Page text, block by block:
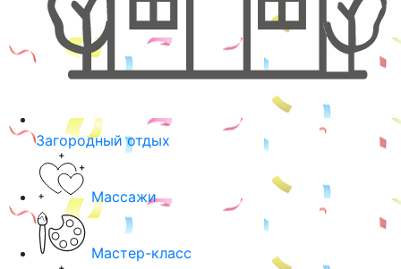
Загородный отдых
Массажи
Мастер-класс